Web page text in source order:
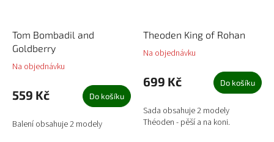
Tom Bombadil and
Goldberry
Na objednávku
559 Kč Do košíku
Balení obsahuje 2 modely
Theoden King of Rohan
Na objednávku
699 Kč Do košíku
Sada obsahuje 2 modely
Théoden - pěší a na koni.